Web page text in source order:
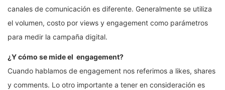
canales de comunicación es diferente. Generalmente se utiliza
el volumen, costo por views y engagement como parámetros
para medir la campaña digital.
¿Y cómo se mide el engagement?
Cuando hablamos de engagement nos referimos a likes, shares
y comments. Lo otro importante a tener en consideración es